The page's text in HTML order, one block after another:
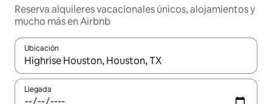
Reserva alquileres vacacionales únicos, alojamientos y
mucho más en Airbnb
Ubicación
Cuando los resultados estén disponibles, navega con las
Llegada